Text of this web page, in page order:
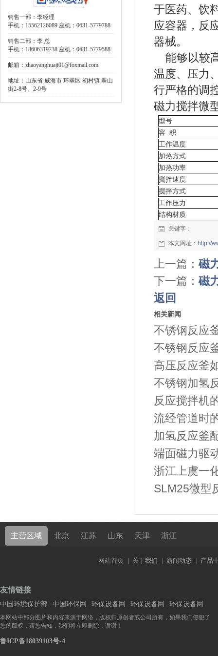
销售一部：李经理
手机：15562126089 座机：0631-5779788
销售二部：李 总
手机：18606319738 座机：0631-5779588
邮箱：zhaoyanghuaji01@foxmail.com
地址：山东省 威海市 环翠区 初村镇 翠山
街2-8号、2-9号
于医药、饮
应容器，反
器械。
能够以较
温度、压力
行严格的调
磁力搅拌微
型号
容 积
工作温度
加热方式
加热功率
搅拌速度
搅拌方式
工作压力
结构材质
关键字：
本文网址： http://
上一篇：磁
下一篇：磁
返回
相关新闻
不锈钢反应
不锈钢反应
高压反应釜
不锈钢加氢
反应搅拌机
流经管道时
加氢反应釜
端面磁力驱
浙江上虞一
SLM25微型
主营区域 北京 江苏 山东 天津 浙江
网站首页 | 关于我们 | 新闻动态 | 产品
友情链接
中国环境保护部 中国环保网 环保设备网 环保设备网 环保设备网
本网站中部分图片和内容来源于网络，版权归原创者或公司所有，如果我们侵犯了
您的版权，请您告知，我们将立即删除，谢谢！
鲁ICP备18039103号-4